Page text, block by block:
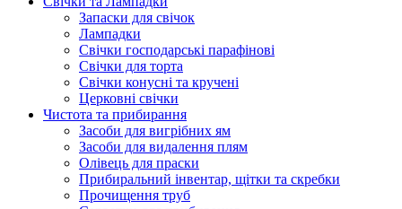
Запаски для свічок
Лампадки
Свічки господарські парафінові
Свічки для торта
Свічки конусні та кручені
Церковні свічки
Чистота та прибирання
Засоби для вигрібних ям
Засоби для видалення плям
Олівець для праски
Прибиральний інвентар, щітки та скребки
Прочищення труб